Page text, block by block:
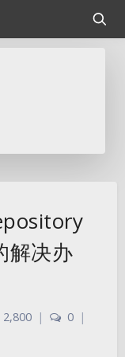
解决办
2,800 | 0 |